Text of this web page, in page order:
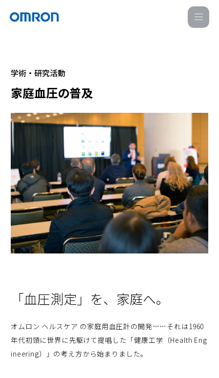
M
E
学術・研究活動
家庭血圧の普及
「血圧測定」を、家庭へ。
オムロン ヘルスケア の家庭用血圧計の開発……それは1960
年代初頭に世界に先駆けて提唱した「健康工学（Health Eng
ineering）」の考え方から始まりました。